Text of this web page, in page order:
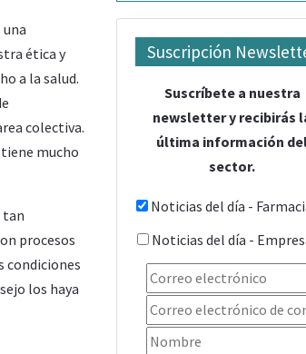
ética y
a la salud.
colectiva.
mucho
tan
procesos
condiciones
los haya
Suscripción
Suscríbete a nuestra
newsletter y recibirás
última información
sector.
Noticias del día -
Noticias del día -